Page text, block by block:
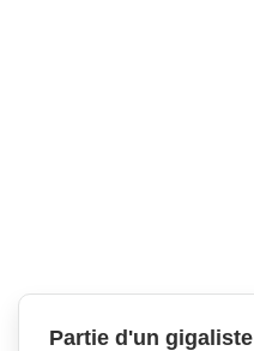
Partie d'un gigaliste